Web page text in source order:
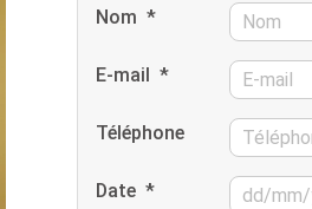
Nom *
E-mail *
Téléphone
Date *